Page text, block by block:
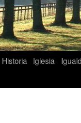
Historia Iglesia